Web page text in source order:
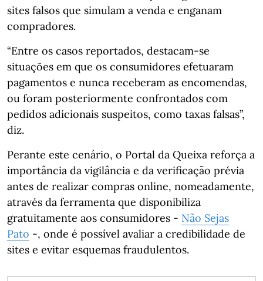
sites falsos que simulam a venda e enganam
compradores.
“Entre os casos reportados, destacam-se
situações em que os consumidores efetuaram
pagamentos e nunca receberam as encomendas,
ou foram posteriormente confrontados com
pedidos adicionais suspeitos, como taxas falsas”,
diz.
Perante este cenário, o Portal da Queixa reforça a
importância da vigilância e da verificação prévia
antes de realizar compras online, nomeadamente,
através da ferramenta que disponibiliza
gratuitamente aos consumidores - Não Sejas
Pato -, onde é possível avaliar a credibilidade de
sites e evitar esquemas fraudulentos.